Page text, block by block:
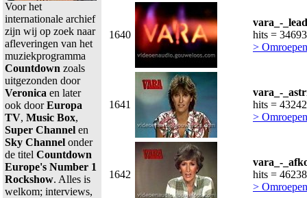
Voor het
internationale archief
zijn wij op zoek naar
afleveringen van het
muziekprogramma
Countdown zoals
uitgezonden door
Veronica en later
ook doorEuropa
TV, Music Box,
Super Channel en
Sky Channel onder
de titel Countdown
Europe's Number 1
Rockshow. Alles is
welkom; interviews,
1640
vara_-
hits = 34693
>
1641
vara_-
hits = 43242
>
1642
vara_-
hits = 46238
>